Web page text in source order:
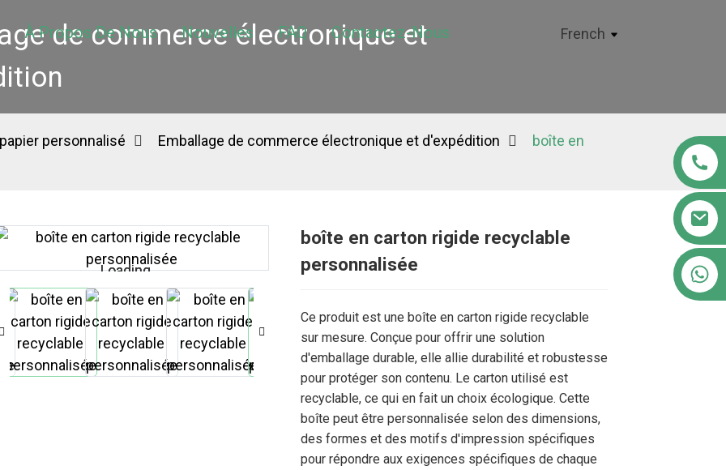
À Propos De Nous Nouvelles FAQ Contactez-Nous French
de commerce électronique et
personnalisé Emballage de commerce électronique et d'expédition
boîte en
Loading...
Loading... Loading...
Loading...
boîte en carton rigide recyclable
personnalisée
Ce produit est une boîte en carton rigide recyclable
sur mesure. Conçue pour offrir une solution
d'emballage durable, elle allie durabilité et robustesse
pour protéger son contenu. Le carton utilisé est
recyclable, ce qui en fait un choix écologique. Cette
boîte peut être personnalisée selon des dimensions,
des formes et des motifs d'impression spécifiques
pour répondre aux exigences spécifiques de chaque